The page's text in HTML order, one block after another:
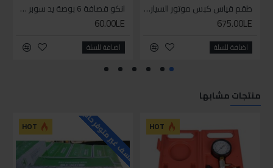
طقم قياس كبس موتور السياره 3 ق
675.00LE
اضافة للسلة
انكو قصافة 6 بوصة يد سوبر وان
60.00LE
اضافة للسلة
منتجات مشابها
HOT
HOT للاسف غير متوفر حاليا